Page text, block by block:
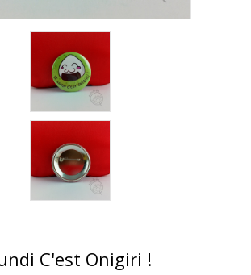
C'est Onigiri !